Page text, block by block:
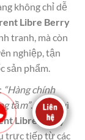
không chỉ dễ
Libre Berry
tranh, mà còn
nghiệp, tận
sản phẩm.
“Hàng chính
tầm”. Chính vì
Libre Berry
trực tiếp từ các